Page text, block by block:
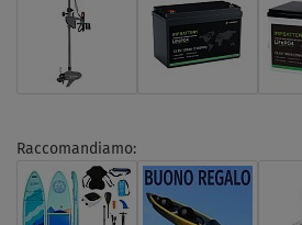
Raccomandiamo: